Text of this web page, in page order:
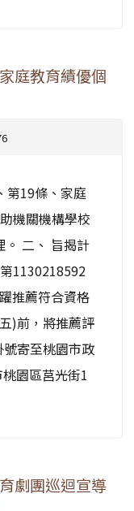
庭教育績優個
第19條、家庭
機關機構學校
。 二、 旨揭計
1130218592
推薦符合資格
)前，將推薦評
寄至桃園市政
園區莒光街1
劇團巡迴宣導